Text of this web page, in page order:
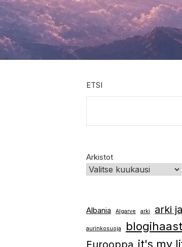
ETSI
Arkistot
Albania Algarve arki arki
aurinkosuoja
Eurooppa it's my